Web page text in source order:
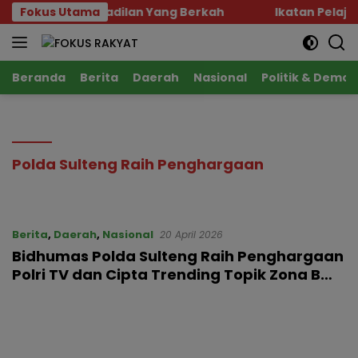
Langsung
ke
konten
Fokus Utama
Membawa Keadilan Yang Berkah Ikatan
Beranda Berita Daerah Nasional Politik &
Polda Sulteng Raih Penghargaan
Berita, Daerah, Nasional 20 April 2026
Bidhumas Polda Sulteng Raih Penghargaan
Polri TV dan Cipta Trending Topik Zona B